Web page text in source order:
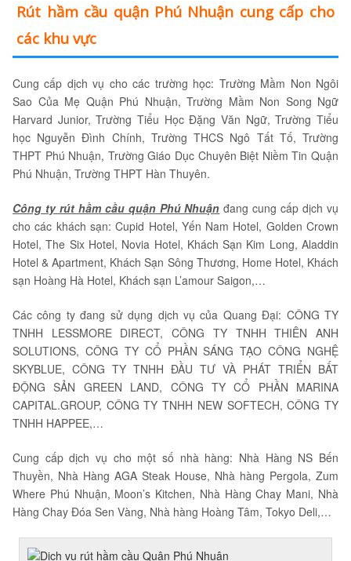
Rút hầm cầu quận Phú Nhuận cung cấp cho
các khu vực
Cung cấp dịch vụ cho các trường học: Trường Mầm Non Ngôi
Sao Của Mẹ Quận Phú Nhuận, Trường Mầm Non Song Ngữ
Harvard Junior, Trường Tiểu Học Đặng Văn Ngữ, Trường Tiểu
học Nguyễn Đình Chính, Trường THCS Ngô Tất Tố, Trường
THPT Phú Nhuận, Trường Giáo Dục Chuyên Biệt Niềm Tin Quận
Phú Nhuận, Trường THPT Hàn Thuyên.
Công ty rút hầm cầu quận Phú Nhuận đang cung cấp dịch vụ
cho các khách sạn: Cupid Hotel, Yến Nam Hotel, Golden Crown
Hotel, The Six Hotel, Novia Hotel, Khách Sạn Kim Long, Aladdin
Hotel & Apartment, Khách Sạn Sông Thương, Home Hotel, Khách
sạn Hoàng Hà Hotel, Khách sạn L’amour Saigon,…
Các công ty đang sử dụng dịch vụ của Quang Đại: CÔNG TY
TNHH LESSMORE DIRECT, CÔNG TY TNHH THIÊN ANH
SOLUTIONS, CÔNG TY CỔ PHẦN SÁNG TẠO CÔNG NGHỆ
SKYBLUE, CÔNG TY TNHH ĐẦU TƯ VÀ PHÁT TRIỂN BẤT
ĐỘNG SẢN GREEN LAND, CÔNG TY CỔ PHẦN MARINA
CAPITAL.GROUP, CÔNG TY TNHH NEW SOFTECH, CÔNG TY
TNHH HAPPEE,…
Cung cấp dịch vụ cho một số nhà hàng: Nhà Hàng NS Bến
Thuyền, Nhà Hàng AGA Steak House, Nhà hàng Pergola, Zum
Where Phú Nhuận, Moon’s Kitchen, Nhà Hàng Chay Mani, Nhà
Hàng Chay Đóa Sen Vàng, Nhà hàng Hoàng Tâm, Tokyo Deli,…